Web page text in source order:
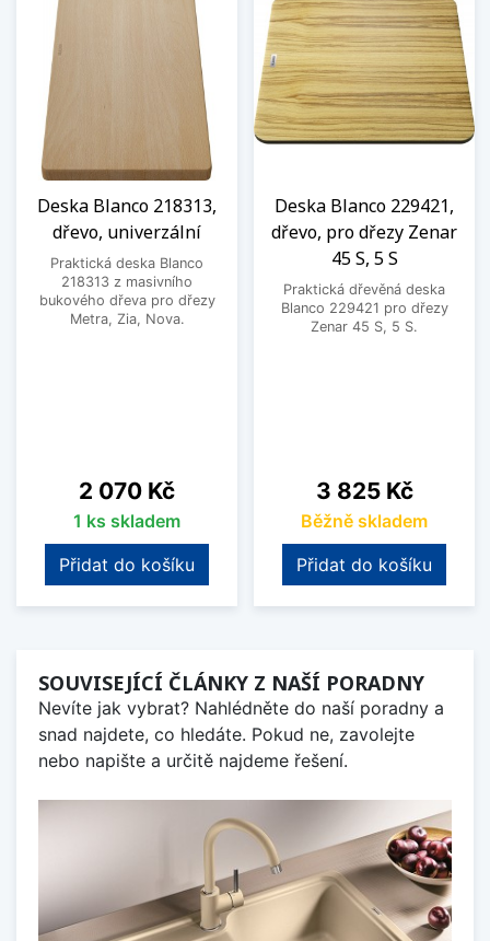
Deska Blanco 218313,
dřevo, univerzální
Praktická deska Blanco
218313 z masivního
bukového dřeva pro dřezy
Metra, Zia, Nova.
Cena
2 070 Kč
1 ks skladem
Přidat do košíku
Deska Blanco 229421,
dřevo, pro dřezy Zenar
45 S, 5 S
Praktická dřevěná deska
Blanco 229421 pro dřezy
Zenar 45 S, 5 S.
Cena
3 825 Kč
Běžně skladem
Přidat do košíku
SOUVISEJÍCÍ ČLÁNKY Z NAŠÍ PORADNY
Nevíte jak vybrat? Nahlédněte do naší poradny a
snad najdete, co hledáte. Pokud ne, zavolejte
nebo napište a určitě najdeme řešení.